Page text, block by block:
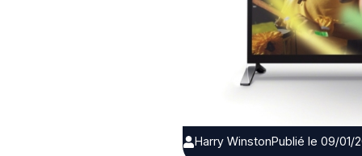
Harry WinstonPublié le 09/01/